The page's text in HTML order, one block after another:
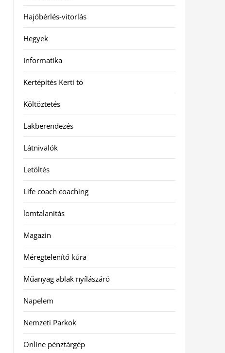
Hajóbérlés-vitorlás
Hegyek
Informatika
Kertépítés Kerti tó
Költöztetés
Lakberendezés
Látnivalók
Letöltés
Life coach coaching
lomtalanítás
Magazin
Méregtelenítő kúra
Műanyag ablak nyílászáró
Napelem
Nemzeti Parkok
Online pénztárgép